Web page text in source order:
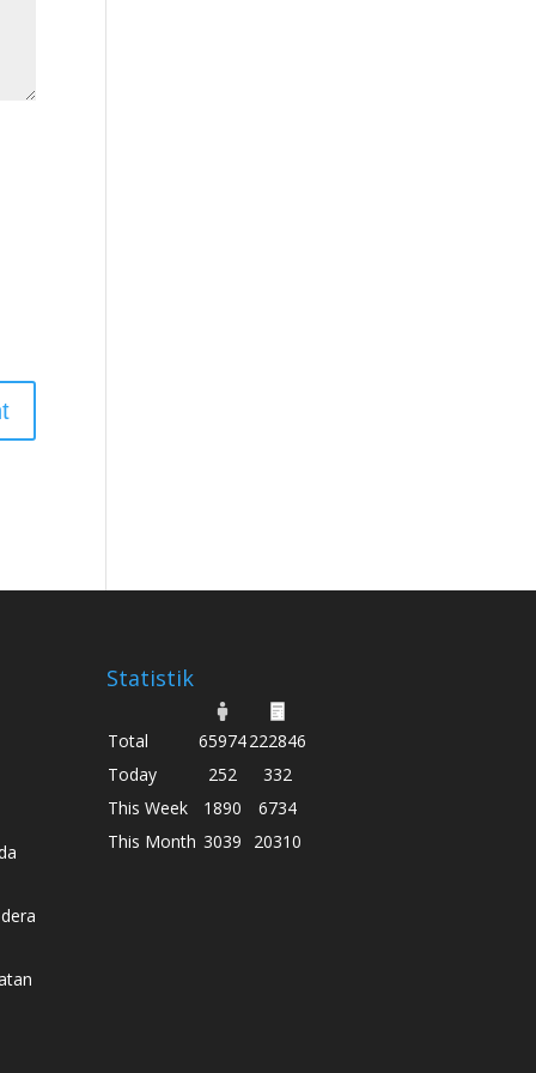
Statistik
Total 65974222846
Today
252
332
This Week
1890
6734
This Month 3039 20310